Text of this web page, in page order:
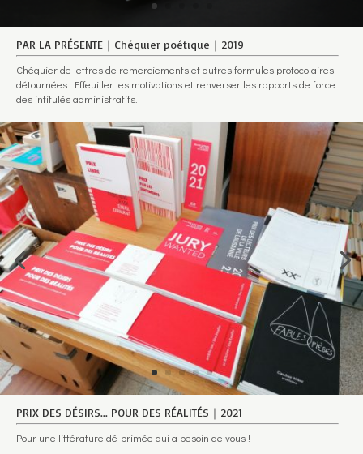
PAR LA PRÉSENTE｜Chéquier poétique｜2019
Chéquier de lettres de remerciements et autres formules protocolaires
détournées. Effeuiller les motivations et renverser les rapports de force
des intitulés administratifs.
PRIX DES DÉSIRS... POUR DES RÉALITÉS｜2021
Pour une littérature dé-primée qui a besoin de vous !